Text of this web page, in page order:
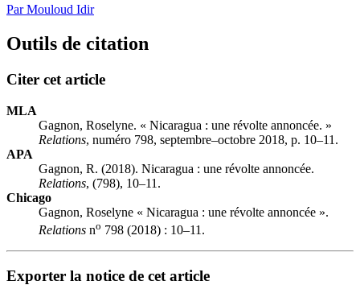
Par Mouloud Idir
Outils de citation
Citer cet article
MLA
Gagnon, Roselyne. « Nicaragua : une révolte annoncée. »
Relations, numéro 798, septembre–octobre 2018, p. 10–11.
APA
Gagnon, R. (2018). Nicaragua : une révolte annoncée.
Relations, (798), 10–11.
Chicago
Gagnon, Roselyne « Nicaragua : une révolte annoncée ».
Relations no 798 (2018) : 10–11.
Exporter la notice de cet article